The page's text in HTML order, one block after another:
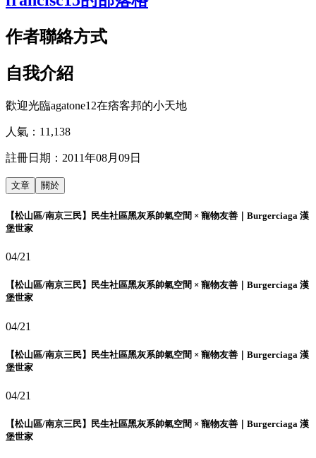
作者聯絡方式
自我介紹
歡迎光臨agatone12在痞客邦的小天地
人氣： 11,138
註冊日期： 2011年08月09日
文章 關於
【松山區/南京三民】民生社區黑灰系帥氣空間 × 寵物友善｜Burgerciaga 漢
堡世家
04/21
【松山區/南京三民】民生社區黑灰系帥氣空間 × 寵物友善｜Burgerciaga 漢
堡世家
04/21
【松山區/南京三民】民生社區黑灰系帥氣空間 × 寵物友善｜Burgerciaga 漢
堡世家
04/21
【松山區/南京三民】民生社區黑灰系帥氣空間 × 寵物友善｜Burgerciaga 漢
堡世家